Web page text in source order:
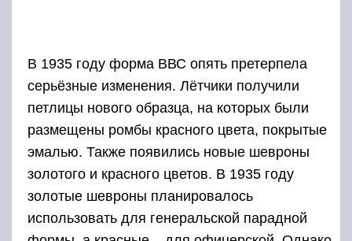
В 1935 году форма ВВС опять претерпела
серьёзные изменения. Лётчики получили
петлицы нового образца, на которых были
размещены ромбы красного цвета, покрытые
эмалью. Также появились новые шевроны
золотого и красного цветов. В 1935 году
золотые шевроны планировалось
использовать для генеральской парадной